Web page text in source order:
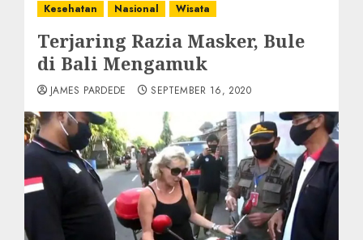
Kesehatan Nasional Wisata
Terjaring Razia Masker, Bule
di Bali Mengamuk
JAMES PARDEDE SEPTEMBER 16, 2020